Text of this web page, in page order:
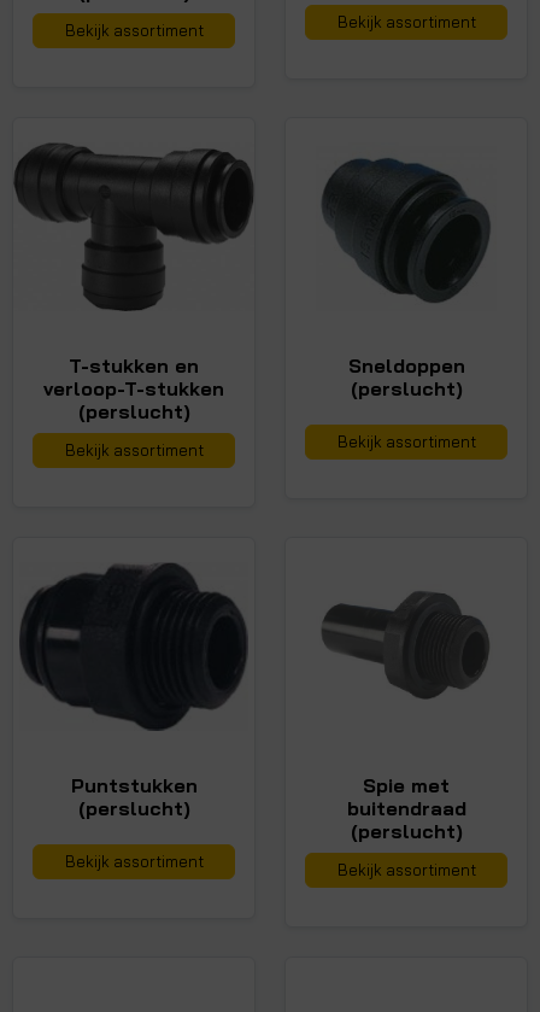
Bekijk assortiment Bekijk assortiment
T-stukken en
verloop-T-stukken
(perslucht)
Bekijk assortiment
Sneldoppen
(perslucht)
Bekijk assortiment
Puntstukken
(perslucht)
Bekijk assortiment
Spie met
buitendraad
(perslucht)
Bekijk assortiment